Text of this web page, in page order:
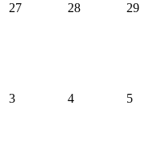
27
28 29
3 4 5